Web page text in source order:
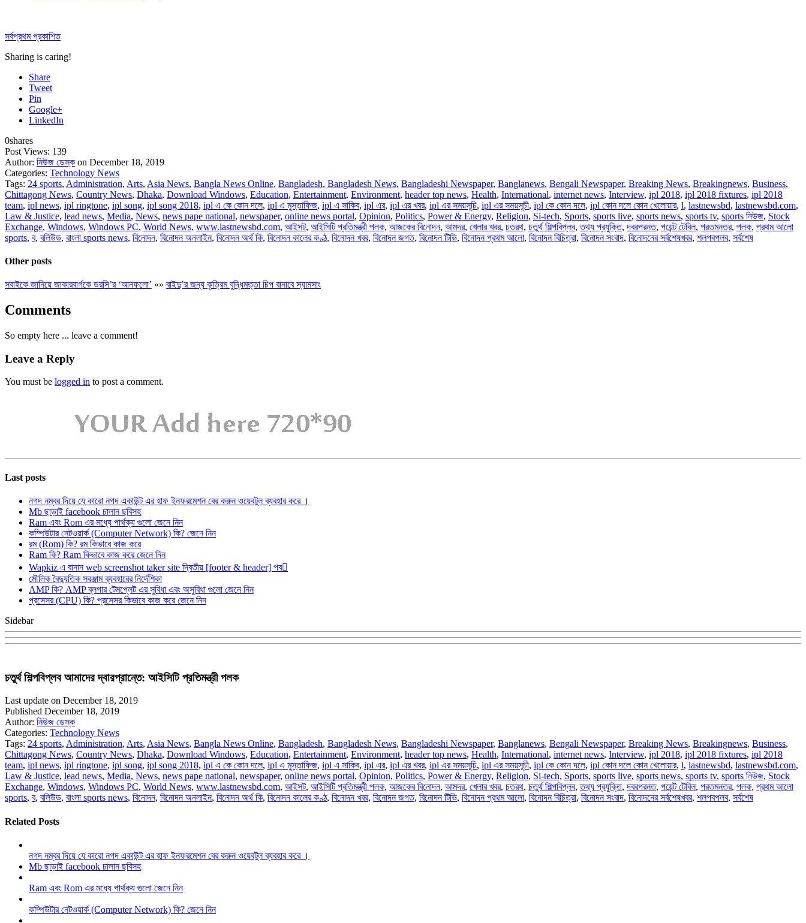
সর্বপ্রথম প্রকাশিত
Sharing is caring!
Share
Tweet
Pin
Google+
LinkedIn
0shares
Post Views: 139
Author: নিউজ ডেস্ক on December 18, 2019
Categories: Technology News
Tags: 24 sports, Administration, Arts, Asia News, Bangla News Online, Bangladesh, Bangladesh News, Bangladeshi Newspaper, Banglanews, Bengali Newspaper, Breaking News, Breakingnews, Business,
Chittagong News, Country News, Dhaka, Download Windows, Education, Entertainment, Environment, header top news, Health, International, internet news, Interview, ipl 2018, ipl 2018 fixtures, ipl 2018
team, ipl news, ipl ringtone, ipl song, ipl song 2018, ipl এ কে কোন দলে, ipl এ মুস্তাফিজ, ipl এ সাকিব, ipl এর, ipl এর খবর, ipl এর সময়সূচি, ipl এর সময়সূচী, ipl কে কোন দলে, ipl কোন দলে কোন খেলোয়ার, l, lastnewsbd, lastnewsbd.com,
Law & Justice, lead news, Media, News, news pape national, newspaper, online news portal, Opinion, Politics, Power & Energy, Religion, Si-tech, Sports, sports live, sports news, sports tv, sports নিউজ, Stock
Exchange, Windows, Windows PC, World News, www.lastnewsbd.com, আইসট, আইসিটি প্রতিমন্ত্রী পলক, আজকের বিনোদন, আমদর, খেলার খবর, চতরথ, চতুর্থ শিল্পবিপ্লব,তথ্য প্রযুক্তি,দবরপরনত, পয়েন্ট টেবিল, পরতমনতর, পলক, প্রথম আলো
sports, ব, বলিউড, বাংলা sports news, বিনোদন, বিনোদন অনলাইন, বিনোদন অর্থ কি, বিনোদন কালের কণ্ঠ, বিনোদন খবর, বিনোদন জগত, বিনোদন টিভি, বিনোদন প্রথম আলো, বিনোদন বিচিত্রা, বিনোদন সংবাদ, বিনোদনের সর্বশেষখবর, শলপবপলব, সর্বশেষ
Other posts
সবাইকে জানিয়ে জাকারবার্গকে ডরসি’র ‘আনফলো’ «» বাইদু’র জন্য কৃত্রিম বুদ্ধিমত্তা চিপ বানাবে স্যামসাং
Comments
So empty here ... leave a comment!
Leave a Reply
You must be logged in to post a comment.
Last posts
নগদ নম্বর দিয়ে যে কারো নগদ একাউন্ট এর হাফ ইনফরমেশন বের করুন ওয়েবটুল ব্যবহার করে ।
Mb ছাড়াই facebook চালান ছবিসহ
Ram এবং Rom এর মধ্যে পার্থক্য গুলো জেনে নিন
কম্পিউটার নেটওয়ার্ক (Computer Network) কি? জেনে নিন
রম (Rom) কি? রম কিভাবে কাজ করে
Ram কি? Ram কিভাবে কাজ করে জেনে নিন
Wapkiz এ বানান web screenshot taker site দ্বিতীয় [footer & header] পব
মৌলিক বৈদ্যুতিক সরঞ্জাম ব্যবহারের নির্দেশিকা
AMP কি? AMP ব্লগার টেমপ্লেট এর সুবিধা এবং অসুবিধা গুলো জেনে নিন
প্রসেসর (CPU) কি? প্রসেসর কিভাবে কাজ করে জেনে নিন
Sidebar
চতুর্থ শিল্পবিপ্লব আমাদের দ্বারপ্রান্তে: আইসিটি প্রতিমন্ত্রী পলক
Last update on December 18, 2019
Published December 18, 2019
Author: নিউজ ডেস্ক
Categories: Technology News
Tags: 24 sports, Administration, Arts, Asia News, Bangla News Online, Bangladesh, Bangladesh News, Bangladeshi Newspaper, Banglanews, Bengali Newspaper, Breaking News, Breakingnews, Business,
Chittagong News, Country News, Dhaka, Download Windows, Education, Entertainment, Environment, header top news, Health, International, internet news, Interview, ipl 2018, ipl 2018 fixtures, ipl 2018
team, ipl news, ipl ringtone, ipl song, ipl song 2018, ipl এ কে কোন দলে, ipl এ মুস্তাফিজ, ipl এ সাকিব, ipl এর, ipl এর খবর, ipl এর সময়সূচি, ipl এর সময়সূচী, ipl কে কোন দলে, ipl কোন দলে কোন খেলোয়ার, l, lastnewsbd, lastnewsbd.com,
Law & Justice, lead news, Media, News, news pape national, newspaper, online news portal, Opinion, Politics, Power & Energy, Religion, Si-tech, Sports, sports live, sports news, sports tv, sports নিউজ, Stock
Exchange, Windows, Windows PC, World News, www.lastnewsbd.com, আইসট, আইসিটি প্রতিমন্ত্রী পলক, আজকের বিনোদন, আমদর, খেলার খবর, চতরথ, চতুর্থ শিল্পবিপ্লব,তথ্য প্রযুক্তি,দবরপরনত, পয়েন্ট টেবিল, পরতমনতর, পলক, প্রথম আলো
sports, ব, বলিউড, বাংলা sports news, বিনোদন, বিনোদন অনলাইন, বিনোদন অর্থ কি, বিনোদন কালের কণ্ঠ, বিনোদন খবর, বিনোদন জগত, বিনোদন টিভি, বিনোদন প্রথম আলো, বিনোদন বিচিত্রা, বিনোদন সংবাদ, বিনোদনের সর্বশেষখবর, শলপবপলব, সর্বশেষ
Related Posts
নগদ নম্বর দিয়ে যে কারো নগদ একাউন্ট এর হাফ ইনফরমেশন বের করুন ওয়েবটুল ব্যবহার করে ।
Mb ছাড়াই facebook চালান ছবিসহ
Ram এবং Rom এর মধ্যে পার্থক্য গুলো জেনে নিন
কম্পিউটার নেটওয়ার্ক (Computer Network) কি? জেনে নিন